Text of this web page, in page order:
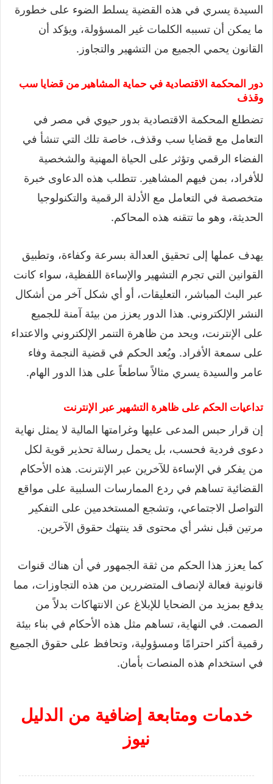
السيدة يسري في هذه القضية يسلط الضوء على خطورة
ما يمكن أن تسببه الكلمات غير المسؤولة، ويؤكد أن
القانون يحمي الجميع من التشهير والتجاوز.
دور المحكمة الاقتصادية في حماية المشاهير من قضايا سب
وقذف
تضطلع المحكمة الاقتصادية بدور حيوي في مصر في
التعامل مع قضايا سب وقذف، خاصة تلك التي تنشأ في
الفضاء الرقمي وتؤثر على الحياة المهنية والشخصية
للأفراد، بمن فيهم المشاهير. تتطلب هذه الدعاوى خبرة
متخصصة في التعامل مع الأدلة الرقمية والتكنولوجيا
الحديثة، وهو ما تتقنه هذه المحاكم.
يهدف عملها إلى تحقيق العدالة بسرعة وكفاءة، وتطبيق
القوانين التي تجرم التشهير والإساءة اللفظية، سواء كانت
عبر البث المباشر، التعليقات، أو أي شكل آخر من أشكال
النشر الإلكتروني. هذا الدور يعزز من بيئة آمنة للجميع
على الإنترنت، ويحد من ظاهرة التنمر الإلكتروني والاعتداء
على سمعة الأفراد. ويُعد الحكم في قضية النجمة وفاء
عامر والسيدة يسري مثالاً ساطعاً على هذا الدور الهام.
تداعيات الحكم على ظاهرة التشهير عبر الإنترنت
إن قرار حبس المدعى عليها وغرامتها المالية لا يمثل نهاية
دعوى فردية فحسب، بل يحمل رسالة تحذير قوية لكل
من يفكر في الإساءة للآخرين عبر الإنترنت. هذه الأحكام
القضائية تساهم في ردع الممارسات السلبية على مواقع
التواصل الاجتماعي، وتشجع المستخدمين على التفكير
مرتين قبل نشر أي محتوى قد ينتهك حقوق الآخرين.
كما يعزز هذا الحكم من ثقة الجمهور في أن هناك قنوات
قانونية فعالة لإنصاف المتضررين من هذه التجاوزات، مما
يدفع بمزيد من الضحايا للإبلاغ عن الانتهاكات بدلاً من
الصمت. في النهاية، تساهم مثل هذه الأحكام في بناء بيئة
رقمية أكثر احترامًا ومسؤولية، وتحافظ على حقوق الجميع
في استخدام هذه المنصات بأمان.
خدمات ومتابعة إضافية من الدليل
نيوز